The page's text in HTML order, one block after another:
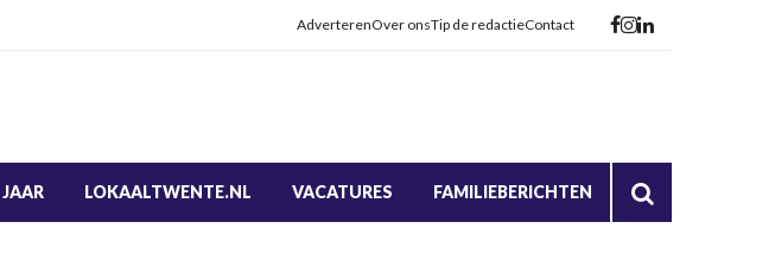
AdverterenOver onsTip de redactieContact
LOKAALTWENTE.NL VACATURES FAMILIEBERICHTEN